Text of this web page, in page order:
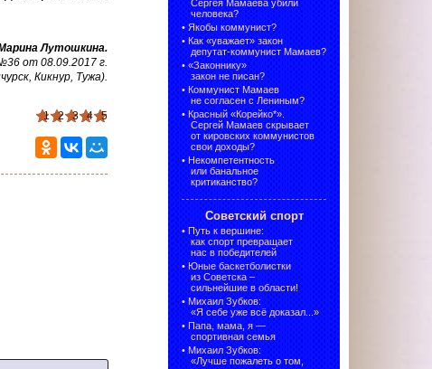
Лутошкина.
от 08.09.2017 г.
Кикнур, Тужа).
1 2 3 4 5
Сергея Мамаева убили
человека?
• Якобы коммунист?
• Как «уважает» закон
депутат-коммунист Мамаев?
• «Законнику»
закон не писан?
• Коммунист Мамаев
не согласен с Лениным?
• Красный «Корейко*».
Сергей Мамаев скрывает
от кировских коммунистов
свои доходы?
• Некомпетентность
или банальное
критиканство?
Советский спорт
• Путь к вершине:
как спорт превращает
нас в победителей
• Юные баскетболистки
из Советска –
сильнейшие в области!
• Михаил Зубков:
«Я себе уже всё доказал...»
• Папа, мама, я —
спортивная семья
• Михаил Зубков:
«Лучше пожалеть о том,